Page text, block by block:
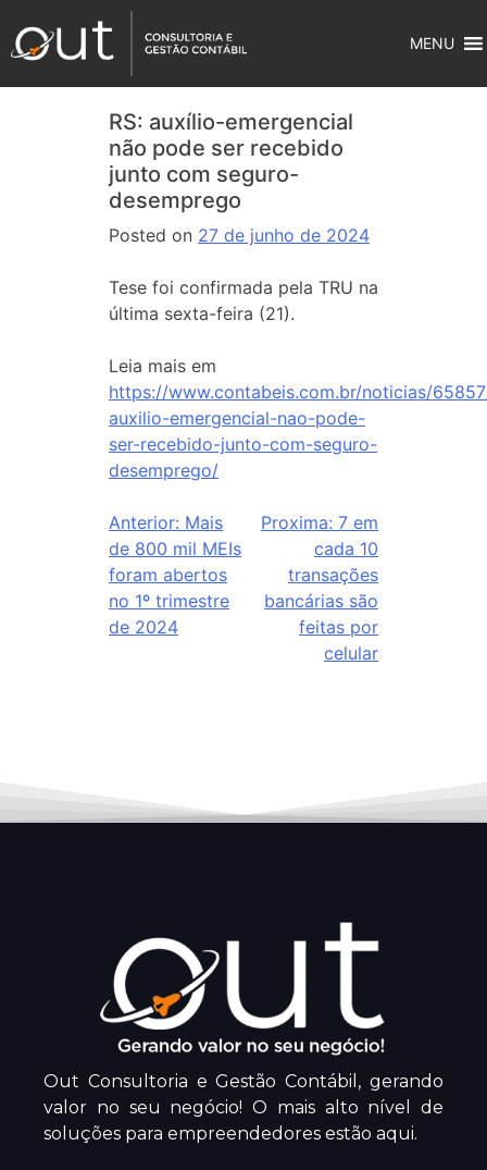
MENU
RS: auxílio-emergencial
não pode ser recebido
junto com seguro-
desemprego
Posted on 27 de junho de 2024
Tese foi confirmada pela TRU na
última sexta-feira (21).
Leia mais em
https://www.contabeis.com.br/noticias/
auxilio-emergencial-nao-pode-
ser-recebido-junto-com-seguro-
desemprego/
Anterior: Mais
de 800 mil MEIs
foram abertos
no 1º trimestre
de 2024
Proxima: 7 em
cada 10
transações
bancárias são
feitas por
celular
Out Consultoria e Gestão Contábil, gerando
valor no seu negócio! O mais alto nível de
soluções para empreendedores estão aqui.